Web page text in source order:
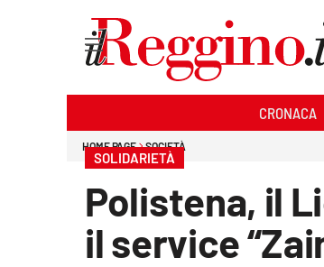
CRONACA
HOME PAGE SOCIETÀ
SOLIDARIETÀ
Polistena, il
il service